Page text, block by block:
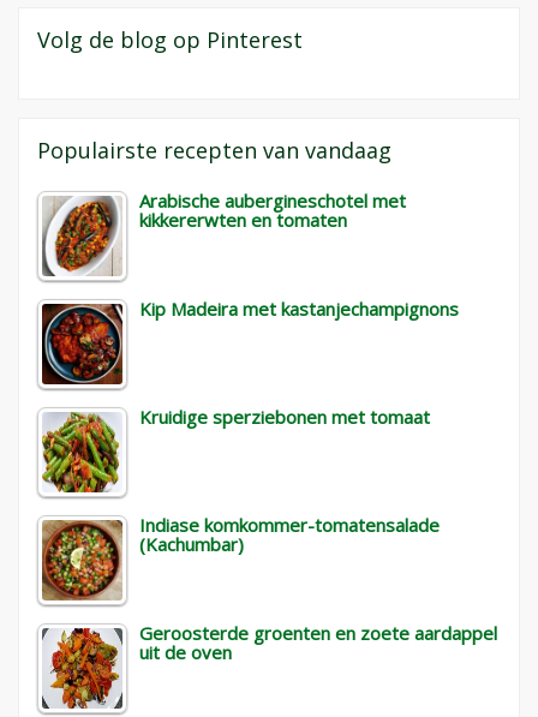
Volg de blog op Pinterest
Populairste recepten van vandaag
Arabische aubergineschotel met
kikkererwten en tomaten
Kip Madeira met kastanjechampignons
Kruidige sperziebonen met tomaat
Indiase komkommer-tomatensalade
(Kachumbar)
Geroosterde groenten en zoete aardappel
uit de oven